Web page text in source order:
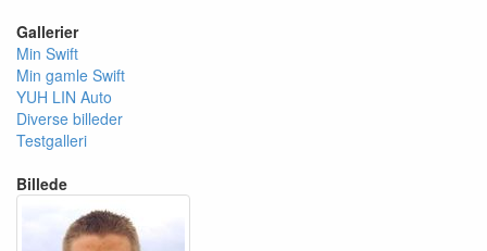
Gallerier
Min Swift
Min gamle Swift
YUH LIN Auto
Diverse billeder
Testgalleri
Billede